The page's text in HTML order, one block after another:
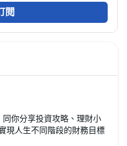
閱
你分享投資攻略、理財小
現人生不同階段的財務目標